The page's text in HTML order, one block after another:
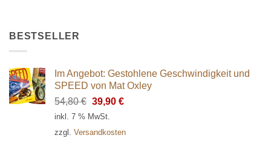
BESTSELLER
Im Angebot: Gestohlene Geschwindigkeit und
SPEED von Mat Oxley
54,80€ Ursprünglicher
Preis
39,90 €Aktueller
inkl. 7 % MwSt.
zzgl. Versandkosten